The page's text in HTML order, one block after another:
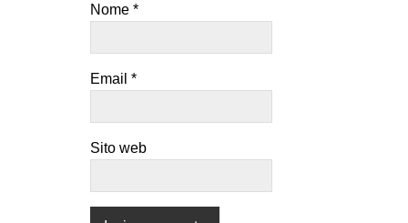
REPRESSIONE
STUDENTI
CULTURE
ARTE
Nome *
Email *
Sito web